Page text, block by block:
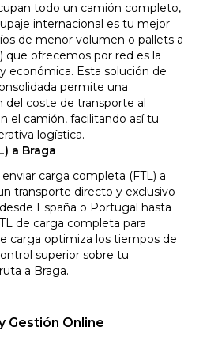
todo un camión completo,
internacional es tu mejor
de menor volumen o pallets a
que ofrecemos por red es la
económica. Esta solución de
permite una
del coste de transporte al
el camión, facilitando así tu
logística.
a Braga
carga completa (FTL) a
transporte directo y exclusivo
España o Portugal hasta
de carga completa para
carga optimiza los tiempos de
superior sobre tu
a Braga.
Gestión Online